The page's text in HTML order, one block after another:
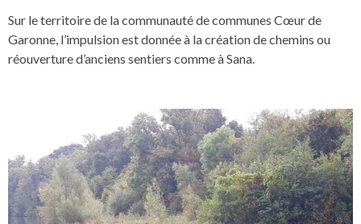
Sur le territoire de la communauté de communes Cœur de
Garonne, l’impulsion est donnée à la création de chemins ou
réouverture d’anciens sentiers comme à Sana.